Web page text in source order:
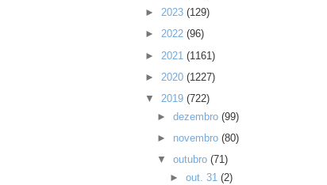
► 2023 (129)
► 2022 (96)
► 2021 (1161)
► 2020 (1227)
▼ 2019 (722)
►dezembro(99)
► novembro(80)
▼outubro(71)
► out. 31 (2)